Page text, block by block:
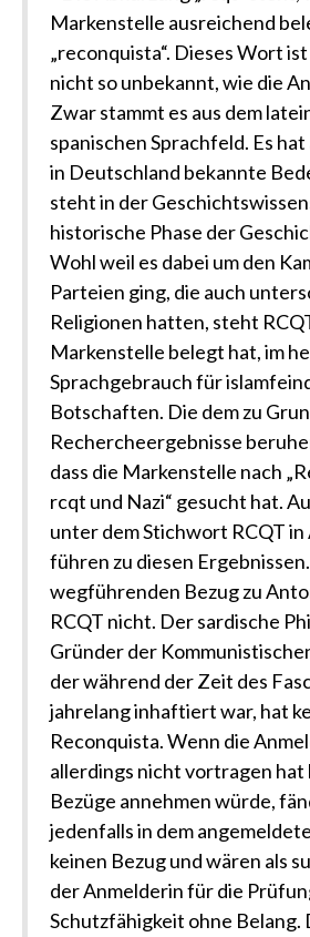
Markenstelle ausreichend
„reconquista“. Dieses Wort
nicht so unbekannt, wie die
Zwar stammt es aus dem
spanischen Sprachfeld. Es
in Deutschland bekannte
steht in der
historische Phase der
Wohl weil es dabei um den
Parteien ging, die auch
Religionen hatten, steht
Markenstelle belegt hat, im
Sprachgebrauch für
Botschaften. Die dem zu
Rechercheergebnisse
dass die Markenstelle nach
rcqt und Nazi“ gesucht hat.
unter dem Stichwort RCQT
führen zu diesen
wegführenden Bezug zu
RCQT nicht. Der sardische
Gründer der
der während der Zeit des
jahrelang inhaftiert war, hat
Reconquista. Wenn die
allerdings nicht vortragen hat
Bezüge annehmen würde,
jedenfalls in dem
keinen Bezug und wären als
der Anmelderin für die
Schutzfähigkeit ohne Belang.